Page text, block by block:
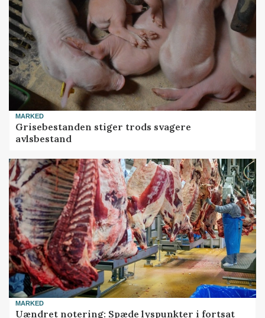
MARKED
Grisebestanden stiger trods svagere
avlsbestand
MARKED
Uændret notering: Spæde lyspunkter i fortsat